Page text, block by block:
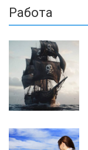
Работа